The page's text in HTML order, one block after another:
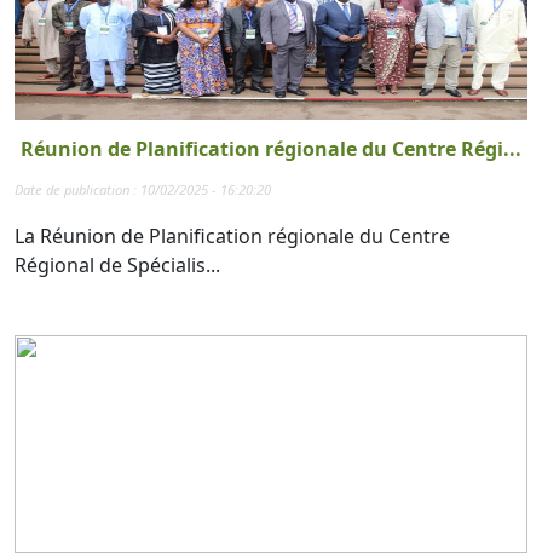
Réunion de Planification régionale du Centre Régi...
Date de publication : 10/02/2025 - 16:20:20
La Réunion de Planification régionale du Centre
Régional de Spécialis...